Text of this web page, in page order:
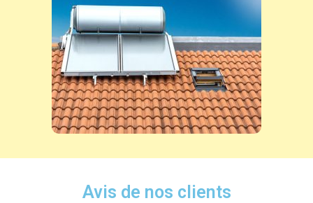
Avis de nos clients